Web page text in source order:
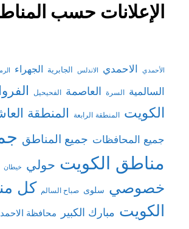
الإعلانات حسب
الأحمدي الاحمدي الاندلس الجابرية الجهراء
السالمية السرة العاصمة الفحيحيل
الكويت المنطقة الرابعة المنطقة
جميع المحافظات جميع المناطق
مناطق الكويت حولي خيطان
خصوصي سلوى صباح السالم كل
الكويت مبارك الكبير محافظة